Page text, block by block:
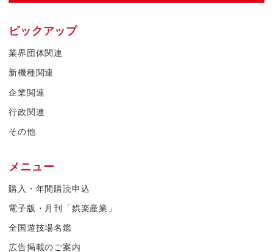
ピックアップ
業界団体関連
新機種関連
企業関連
行政関連
その他
メニュー
購入・年間購読申込
電子版・月刊「娯楽産業」
全国遊技場名鑑
広告掲載のご案内